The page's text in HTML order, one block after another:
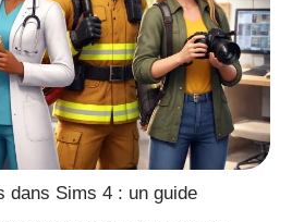
dans Sims 4 : un guide